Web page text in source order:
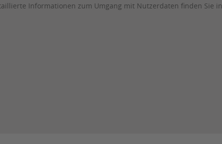
Informationen zum Umgang mit Nutzerdaten finden Sie